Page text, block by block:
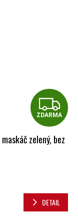
ZDARMA
zelený, bez
DETAIL